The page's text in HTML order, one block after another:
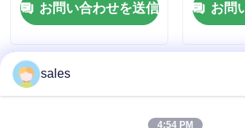
れたポリプロピレンパ
イピング
お問い合わせを送信
耐久性
お問
sales
4:54 PM